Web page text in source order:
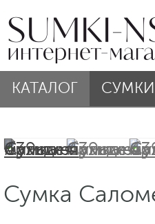
КАТАЛОГ СУМКИ
Сумка